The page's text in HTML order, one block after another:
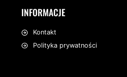
INFORMACJE
Kontakt
Polityka prywatności